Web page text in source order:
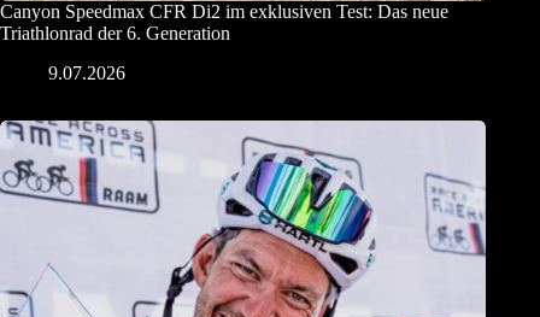
Canyon Speedmax CFR Di2 im exklusiven Test: Das neue
Triathlonrad der 6. Generation
9.07.2026